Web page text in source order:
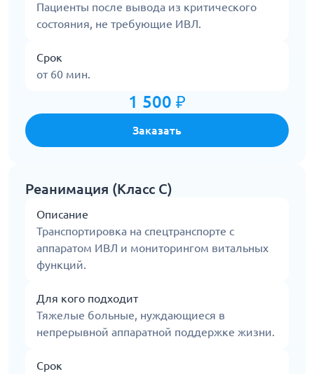
Пациенты после вывода из критического
состояния, не требующие ИВЛ.
Срок
от 60 мин.
1 500 ₽
Заказать
Реанимация (Класс С)
Описание
Транспортировка на спецтранспорте с
аппаратом ИВЛ и мониторингом витальных
функций.
Для кого подходит
Тяжелые больные, нуждающиеся в
непрерывной аппаратной поддержке жизни.
Срок